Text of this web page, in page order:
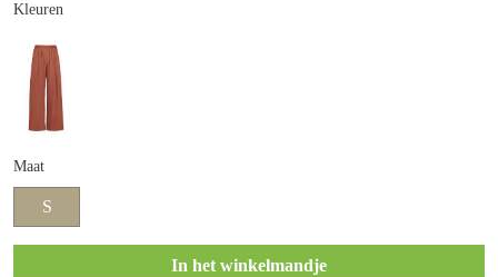
Kleuren
Maat
S
In het winkelmandje